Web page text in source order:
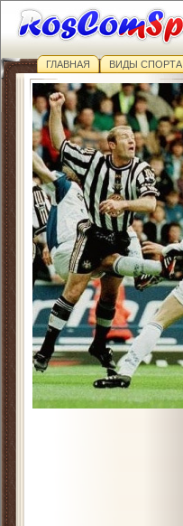
ГЛАВНАЯ ВИДЫ СПОРТА